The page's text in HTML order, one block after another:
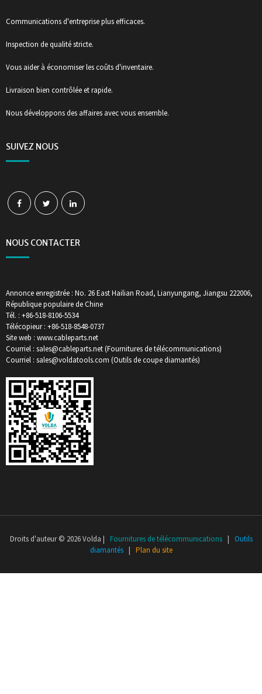
Communications d'entreprise plus efficaces.
Inspection de qualité stricte.
Vous aider à économiser les coûts d'inventaire.
Livraison bien contrôlée et rapide.
Nous développons des affaires avec vous ensemble.
SUIVEZ NOUS
NOUS CONTACTER
Annonce enregistrée : No. 26 East Hailian Road, Lianyungang, Jiangsu 222006,
République populaire de Chine
Tél. : +86-518-8106-5534
Télécopieur : +86-518-8548-0737
Site web : www.cableparts.net
Courriel : sales@cableparts.net (Fournitures de télécommunications)
Courriel : sales@voldatools.com (Outils de coupe diamantés)
Droits d'auteur © 2026 Volda | Fournitures de télécommunications| Outils
diamantés| Plan du site